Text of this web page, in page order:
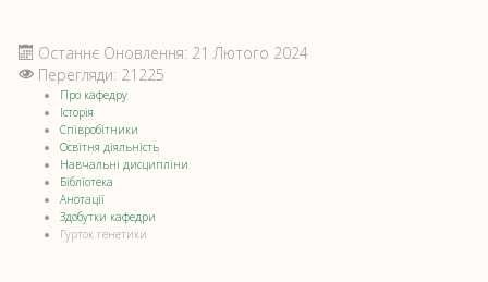
Останнє Оновлення: 21 Лютого 2024
Перегляди: 21225
Про кафедру
Історія
Співробітники
Освітня діяльність
Навчальні дисципліни
Бібліотека
Анотації
Здобутки кафедри
Гурток генетики